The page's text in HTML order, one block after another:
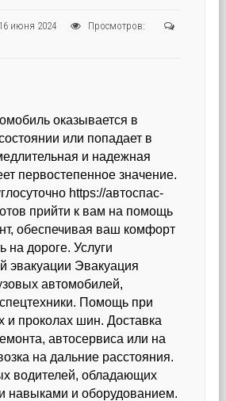
16 июня 2024
Просмотров:
оказывается в
или попадает в
и надежная
первостепенное значение.
https://автоспас-
прийти к вам на помощь
обеспечивая ваш комфорт
на дороге. Услуги
эвакуации Эвакуация
автомобилей,
Помощь при
и проколах шин. Доставка
автосервиса или на
на дальние расстояния.
водителей, обладающих
навыками и оборудованием.